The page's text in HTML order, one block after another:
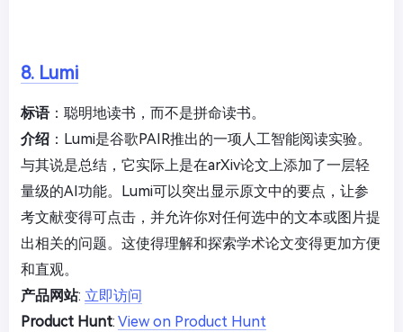
8. Lumi
标语：聪明地读书，而不是拼命读书。
介绍 ：Lumi是谷歌PAIR推出的一项人工智能阅读实验。
与其说是总结，它实际上是在arXiv论文上添加了一层轻
量级的AI功能。Lumi可以突出显示原文中的要点，让参
考文献变得可点击，并允许你对任何选中的文本或图片提
出相关的问题。这使得理解和探索学术论文变得更加方便
和直观。
产品网站: 立即访问
Product Hunt: View on Product Hunt